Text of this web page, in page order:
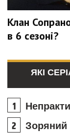
Клан
в 6 сезоні?
ЯКІ
Зоряний